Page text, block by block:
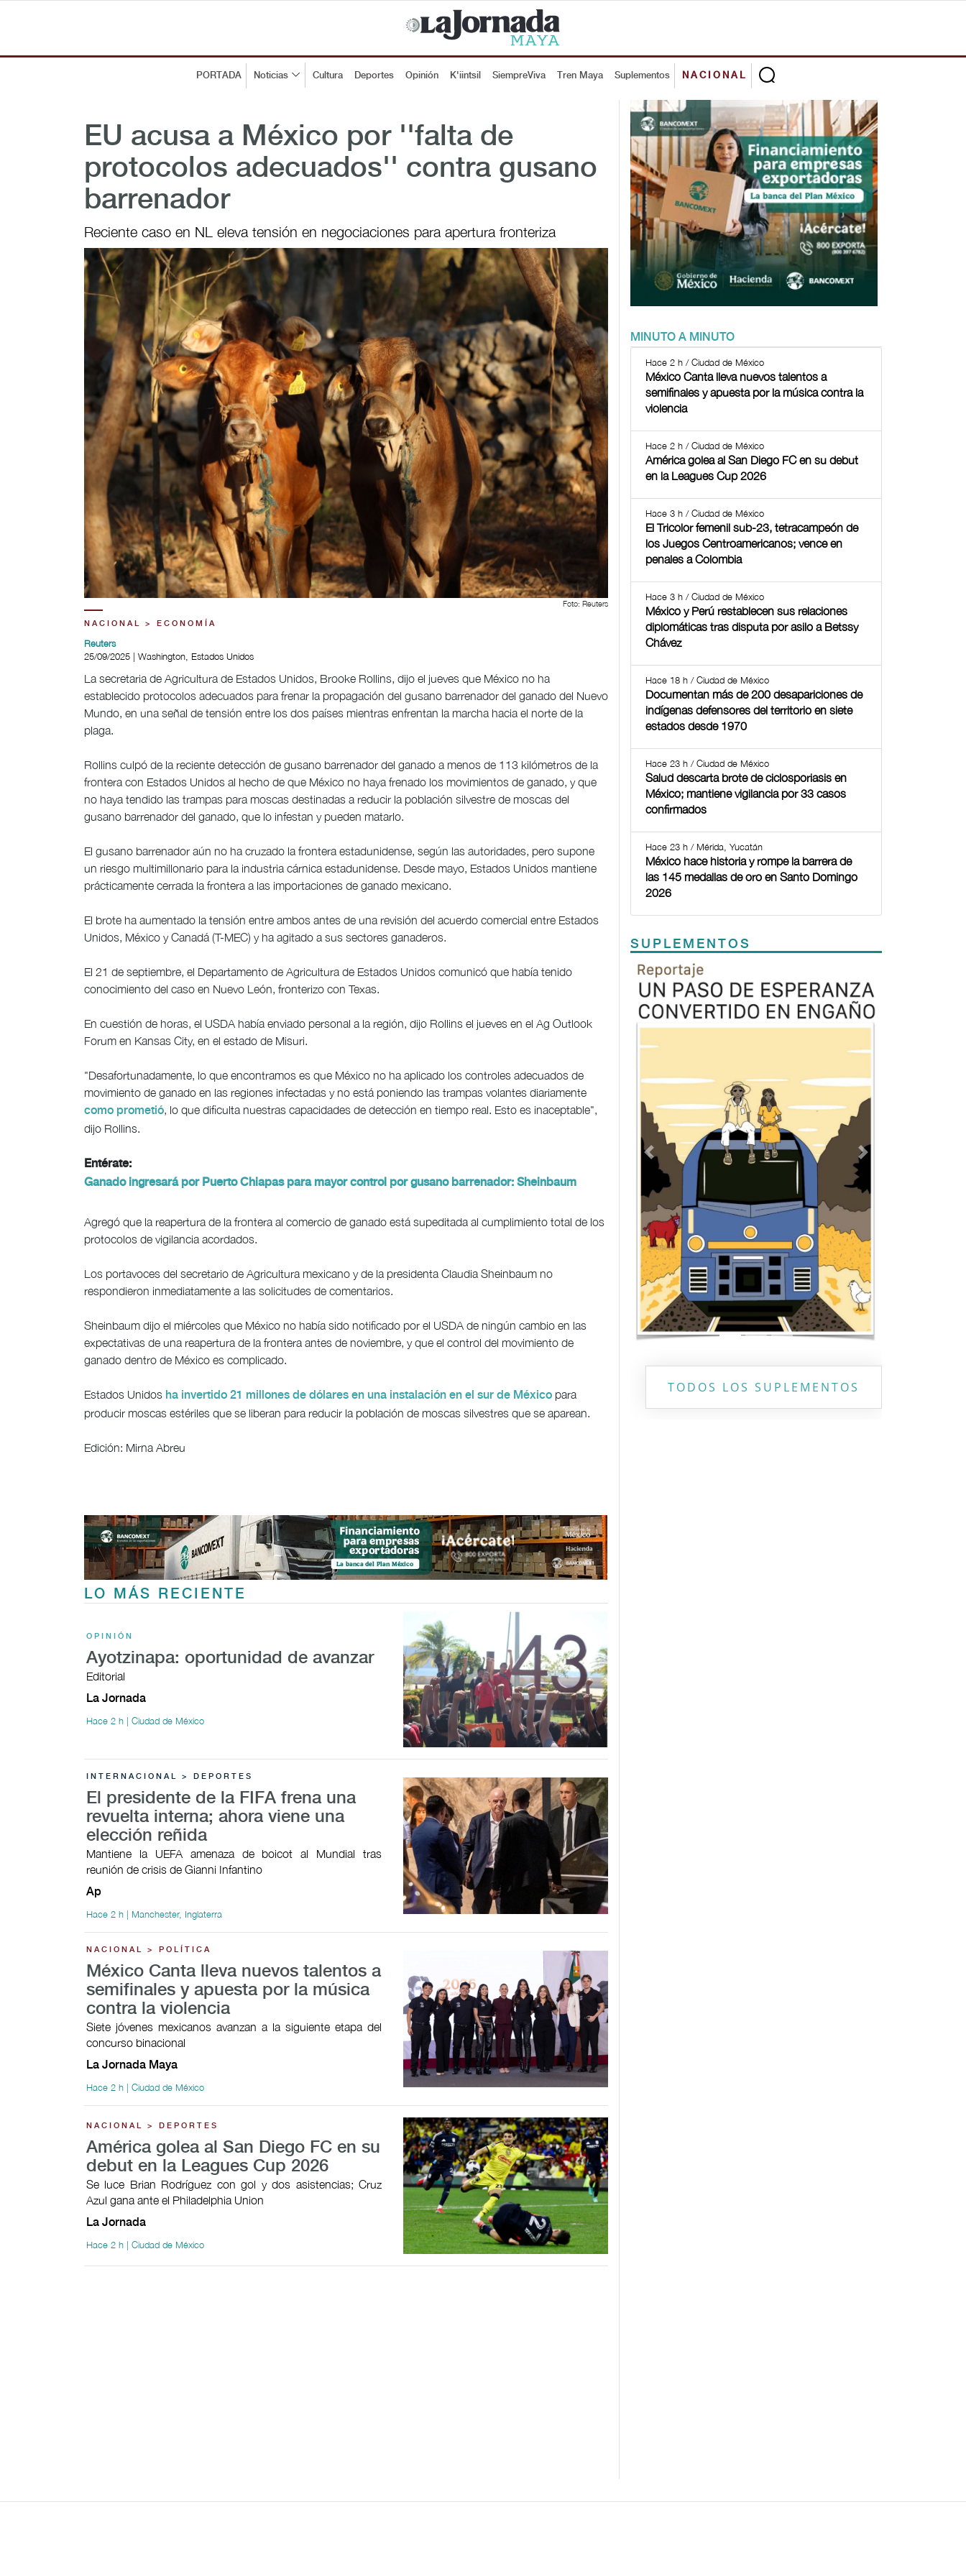
PORTADA Noticias Cultura Deportes Opinión K'iintsil SiempreViva Tren Maya Suplementos NACIONAL
EU acusa a México por ''falta de
protocolos adecuados'' contra gusano
barrenador
Reciente caso en NL eleva tensión en negociaciones para apertura fronteriza
Foto: Reuters
NACIONAL > ECONOMÍA
Reuters
25/09/2025 | Washington, Estados Unidos
La secretaria de Agricultura de Estados Unidos, Brooke Rollins, dijo el jueves que México no ha
establecido protocolos adecuados para frenar la propagación del gusano barrenador del ganado del Nuevo
Mundo, en una señal de tensión entre los dos países mientras enfrentan la marcha hacia el norte de la
plaga.
Rollins culpó de la reciente detección de gusano barrenador del ganado a menos de 113 kilómetros de la
frontera con Estados Unidos al hecho de que México no haya frenado los movimientos de ganado, y que
no haya tendido las trampas para moscas destinadas a reducir la población silvestre de moscas del
gusano barrenador del ganado, que lo infestan y pueden matarlo.
El gusano barrenador aún no ha cruzado la frontera estadunidense, según las autoridades, pero supone
un riesgo multimillonario para la industria cárnica estadunidense. Desde mayo, Estados Unidos mantiene
prácticamente cerrada la frontera a las importaciones de ganado mexicano.
El brote ha aumentado la tensión entre ambos antes de una revisión del acuerdo comercial entre Estados
Unidos, México y Canadá (T-MEC) y ha agitado a sus sectores ganaderos.
El 21 de septiembre, el Departamento de Agricultura de Estados Unidos comunicó que había tenido
conocimiento del caso en Nuevo León, fronterizo con Texas.
En cuestión de horas, el USDA había enviado personal a la región, dijo Rollins el jueves en el Ag Outlook
Forum en Kansas City, en el estado de Misuri.
"Desafortunadamente, lo que encontramos es que México no ha aplicado los controles adecuados de
movimiento de ganado en las regiones infectadas y no está poniendo las trampas volantes diariamente
como prometió, lo que dificulta nuestras capacidades de detección en tiempo real. Esto es inaceptable",
dijo Rollins.
Entérate:
Ganado ingresará por Puerto Chiapas para mayor control por gusano barrenador: Sheinbaum
Agregó que la reapertura de la frontera al comercio de ganado está supeditada al cumplimiento total de los
protocolos de vigilancia acordados.
Los portavoces del secretario de Agricultura mexicano y de la presidenta Claudia Sheinbaum no
respondieron inmediatamente a las solicitudes de comentarios.
Sheinbaum dijo el miércoles que México no había sido notificado por el USDA de ningún cambio en las
expectativas de una reapertura de la frontera antes de noviembre, y que el control del movimiento de
ganado dentro de México es complicado.
Estados Unidos ha invertido 21 millones de dólares en una instalación en el sur de México para
producir moscas estériles que se liberan para reducir la población de moscas silvestres que se aparean.
Edición: Mirna Abreu
LO MÁS RECIENTE
OPINIÓN
Ayotzinapa: oportunidad de avanzar
Editorial
La Jornada
Hace 2 h | Ciudad de México
INTERNACIONAL > DEPORTES
El presidente de la FIFA frena una
revuelta interna; ahora viene una
elección reñida
Mantiene la UEFA amenaza de boicot al Mundial tras
reunión de crisis de Gianni Infantino
Ap
Hace 2 h | Manchester, Inglaterra
NACIONAL > POLÍTICA
México Canta lleva nuevos talentos a
semifinales y apuesta por la música
contra la violencia
Siete jóvenes mexicanos avanzan a la siguiente etapa del
concurso binacional
La Jornada Maya
Hace 2 h | Ciudad de México
NACIONAL > DEPORTES
América golea al San Diego FC en su
debut en la Leagues Cup 2026
Se luce Brian Rodríguez con gol y dos asistencias; Cruz
Azul gana ante el Philadelphia Union
La Jornada
Hace 2 h | Ciudad de México
MINUTO A MINUTO
Hace 2 h / Ciudad de México
México Canta lleva nuevos talentos a
semifinales y apuesta por la música contra la
violencia
Hace 2 h / Ciudad de México
América golea al San Diego FC en su debut
en la Leagues Cup 2026
Hace 3 h / Ciudad de México
El Tricolor femenil sub-23, tetracampeón de
los Juegos Centroamericanos; vence en
penales a Colombia
Hace 3 h / Ciudad de México
México y Perú restablecen sus relaciones
diplomáticas tras disputa por asilo a Betssy
Chávez
Hace 18 h / Ciudad de México
Documentan más de 200 desapariciones de
indígenas defensores del territorio en siete
estados desde 1970
Hace 23 h / Ciudad de México
Salud descarta brote de ciclosporiasis en
México; mantiene vigilancia por 33 casos
confirmados
Hace 23 h / Mérida, Yucatán
México hace historia y rompe la barrera de
las 145 medallas de oro en Santo Domingo
2026
SUPLEMENTOS
Previous
TODOS LOS SUPLEMENTOS